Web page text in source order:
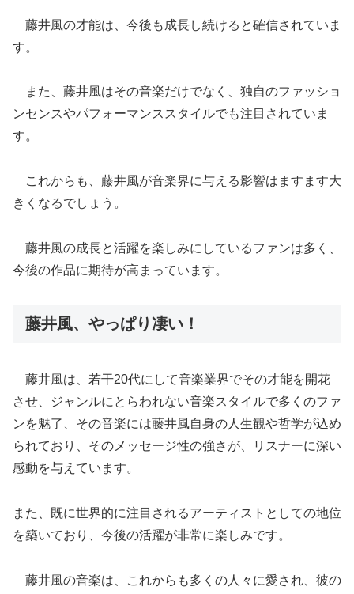
藤井風の才能は、今後も成長し続けると確信されていま
す。
また、藤井風はその音楽だけでなく、独自のファッショ
ンセンスやパフォーマンススタイルでも注目されていま
す。
これからも、藤井風が音楽界に与える影響はますます大
きくなるでしょう。
藤井風の成長と活躍を楽しみにしているファンは多く、
今後の作品に期待が高まっています。
藤井風、やっぱり凄い！
藤井風は、若干20代にして音楽業界でその才能を開花
させ、ジャンルにとらわれない音楽スタイルで多くのファ
ンを魅了、その音楽には藤井風自身の人生観や哲学が込め
られており、そのメッセージ性の強さが、リスナーに深い
感動を与えています。
また、既に世界的に注目されるアーティストとしての地位
を築いており、今後の活躍が非常に楽しみです。
藤井風の音楽は、これからも多くの人々に愛され、彼の